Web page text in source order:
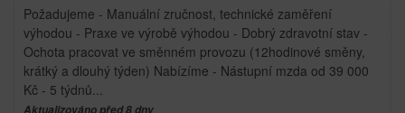
Požadujeme - Manuální zručnost, technické zaměření
výhodou - Praxe ve výrobě výhodou - Dobrý zdravotní stav -
Ochota pracovat ve směnném provozu (12hodinové směny,
krátký a dlouhý týden) Nabízíme - Nástupní mzda od 39 000
Kč - 5 týdnů...
Aktualizováno před 8 dny